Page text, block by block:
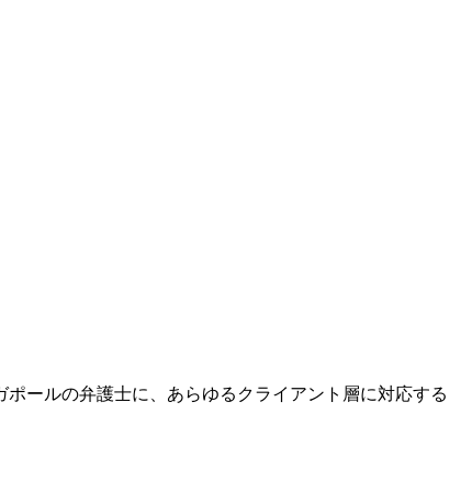
ールの弁護士に、あらゆるクライアント層に対応する